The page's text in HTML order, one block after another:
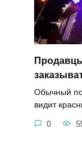
Обычный
видит
0